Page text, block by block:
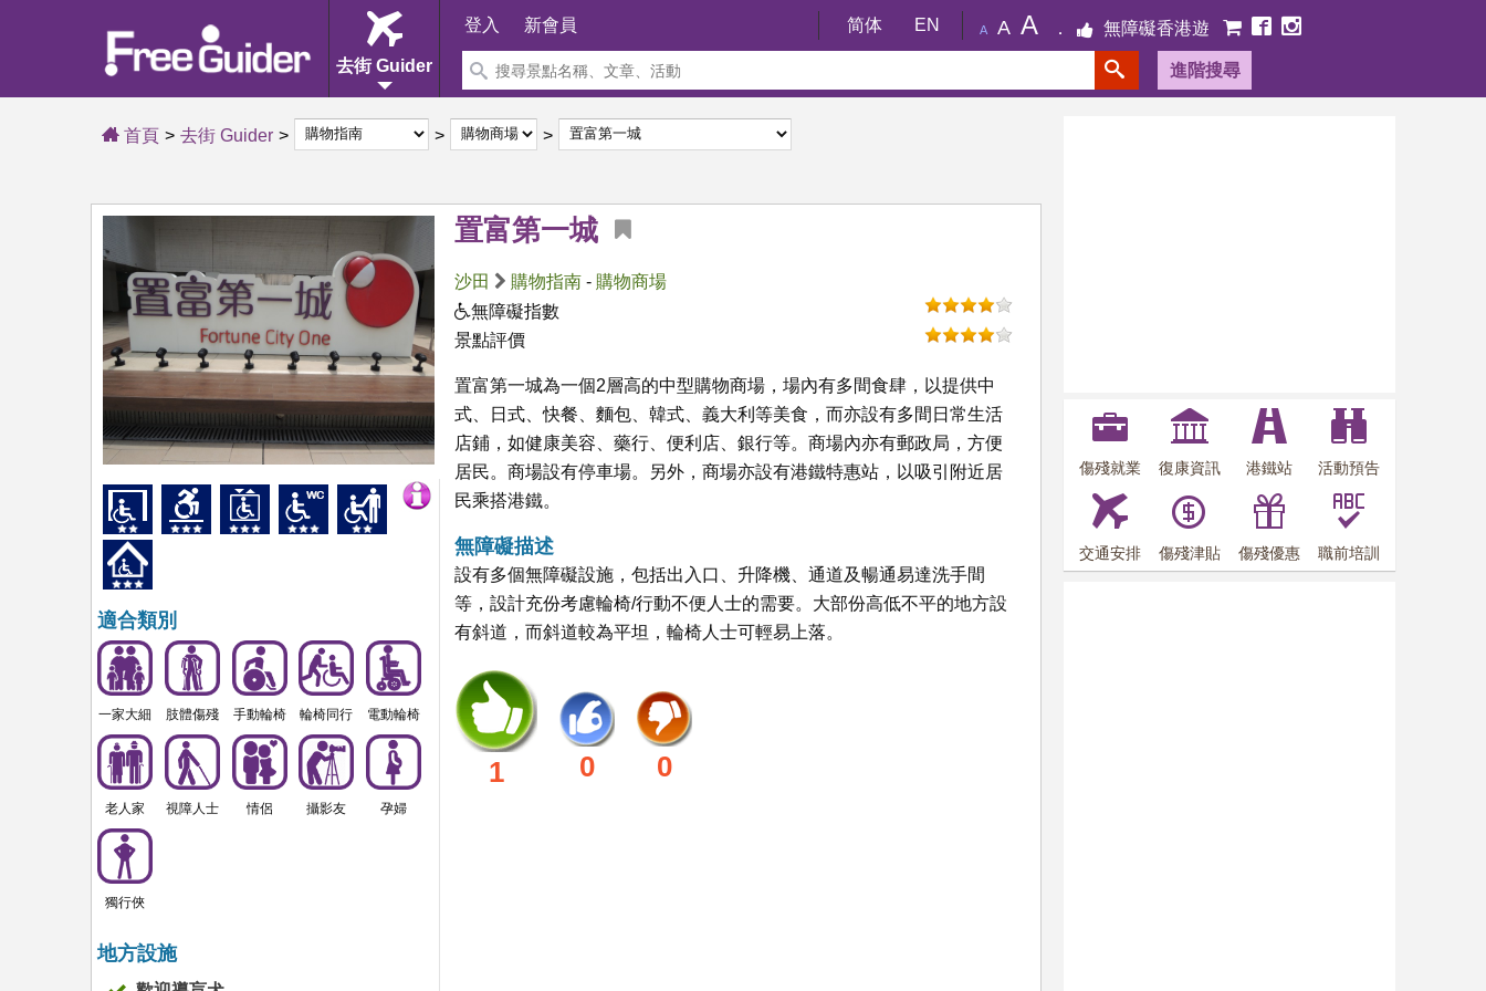
去街 Guider
登入 新會員 简体 EN A A A 無障礙香港遊
進階搜尋
首頁 去街 Guider
置富第一城
沙田 購物指南 - 購物商場
無障礙指數
景點評價
適合類別
一家大細 肢體傷殘 手動輪椅 輪椅同行 電動輪椅
老人家 視障人士 情侶 攝影友 孕婦
獨行俠
地方設施
置富第一城為一個2層高的中型購物商場，場內有多間食肆，以提供中
式、日式、快餐、麵包、韓式、義大利等美食，而亦設有多間日常生活
店鋪，如健康美容、藥行、便利店、銀行等。商場內亦有郵政局，方便
居民。商場設有停車場。另外，商場亦設有港鐵特惠站，以吸引附近居
民乘搭港鐵。
無障礙描述
設有多個無障礙設施，包括出入口、升降機、通道及暢通易達洗手間
等，設計充份考慮輪椅/行動不便人士的需要。大部份高低不平的地方設
有斜道，而斜道較為平坦，輪椅人士可輕易上落。
1 0 0
傷殘就業 復康資訊 港鐵站 活動預告
交通安排 傷殘津貼 傷殘優惠 職前培訓